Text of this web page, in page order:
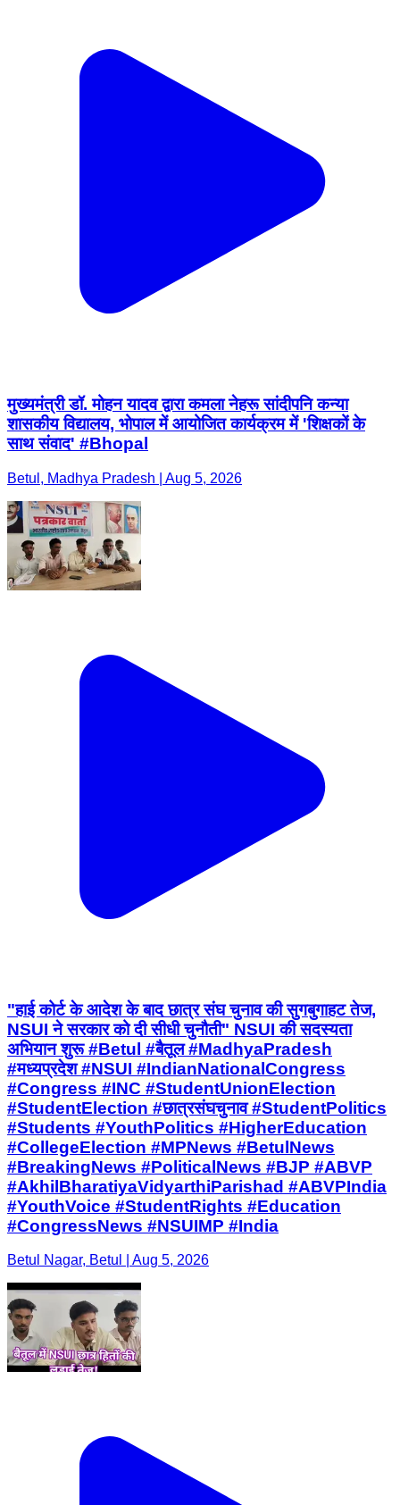
मुख्यमंत्री डॉ. मोहन यादव द्वारा कमला नेहरू सांदीपनि कन्या
शासकीय विद्यालय, भोपाल में आयोजित कार्यक्रम में 'शिक्षकों के
साथ संवाद' #Bhopal
Betul, Madhya Pradesh | Aug 5, 2026
"हाई कोर्ट के आदेश के बाद छात्र संघ चुनाव की सुगबुगाहट तेज,
NSUI ने सरकार को दी सीधी चुनौती" NSUI की सदस्यता
अभियान शुरू #Betul #बैतूल #MadhyaPradesh
#मध्यप्रदेश #NSUI #IndianNationalCongress
#Congress #INC #StudentUnionElection
#StudentElection #छात्रसंघचुनाव #StudentPolitics
#Students #YouthPolitics #HigherEducation
#CollegeElection #MPNews #BetulNews
#BreakingNews #PoliticalNews #BJP #ABVP
#AkhilBharatiyaVidyarthiParishad #ABVPIndia
#YouthVoice #StudentRights #Education
#CongressNews #NSUIMP #India
Betul Nagar, Betul | Aug 5, 2026